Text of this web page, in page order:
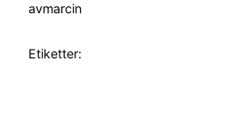
avmarcin
Etiketter: